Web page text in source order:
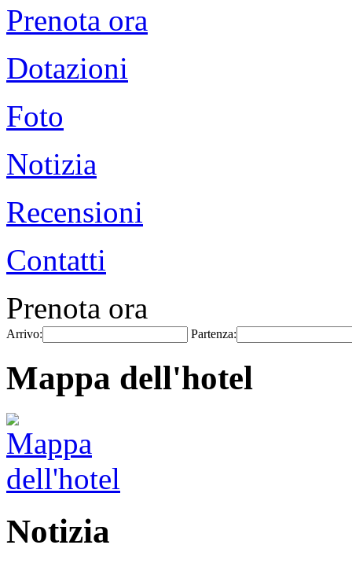
Prenota ora
Dotazioni
Foto
Notizia
Recensioni
Contatti
Prenota ora
Arrivo: Partenza:
Mappa dell'hotel
Notizia